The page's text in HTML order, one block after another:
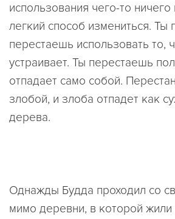
использования чего-то ничего
легкий способ измениться. Ты
перестаешь использовать то,
устраивает. Ты перестаешь
отпадает само собой.
злобой, и злоба отпадет как
дерева.
Однажды Будда проходил со
мимо деревни, в которой жили